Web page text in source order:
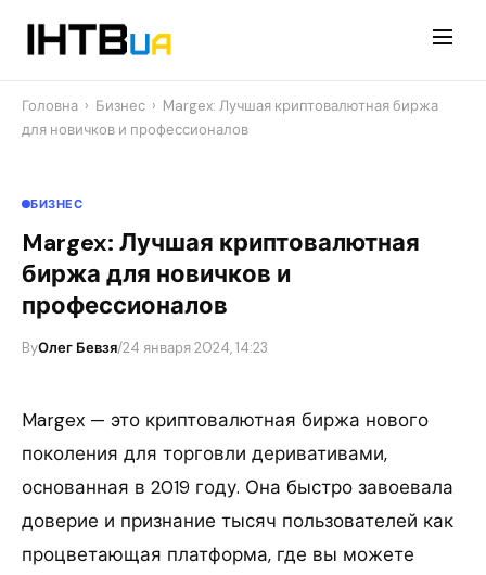
Головна › Бизнес › Margex: Лучшая криптовалютная биржа
для новичков и профессионалов
БИЗНЕС
Margex: Лучшая криптовалютная
биржа для новичков и
профессионалов
ByОлег Бевзя/24 января 2024, 14:23
Margex — это криптовалютная биржа нового
поколения для торговли деривативами,
основанная в 2019 году. Она быстро завоевала
доверие и признание тысяч пользователей как
процветающая платформа, где вы можете